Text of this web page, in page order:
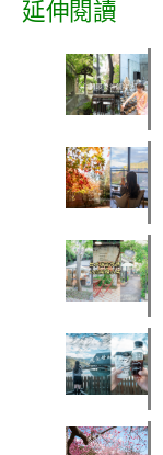
延伸閱讀